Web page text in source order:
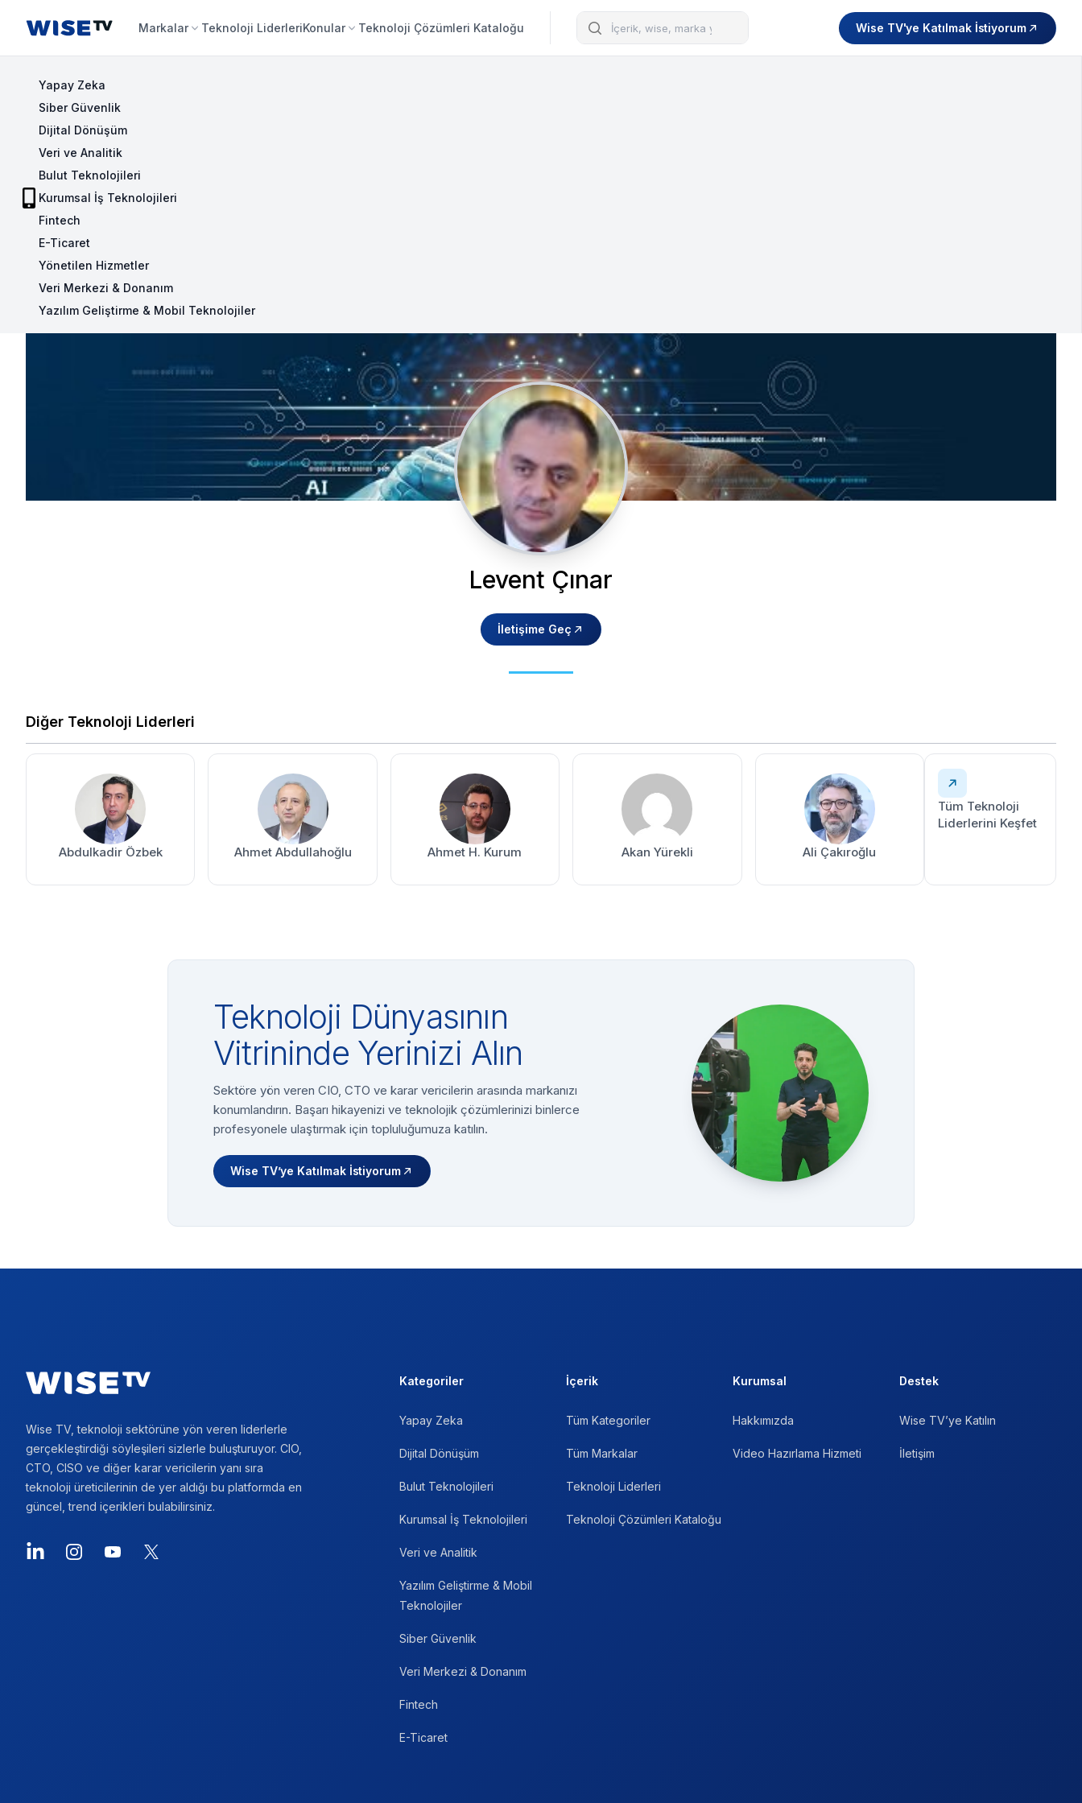
Wise TV Markalar Teknoloji LiderleriKonular Teknoloji Çözümleri Kataloğu Arama Wise TV'ye Katılmak İstiyorum
Yapay Zeka
Siber Güvenlik
Dijital Dönüşüm
Veri ve Analitik
Bulut Teknolojileri
Kurumsal İş Teknolojileri
Fintech
E-Ticaret
Yönetilen Hizmetler
Veri Merkezi & Donanım
Yazılım Geliştirme & Mobil Teknolojiler
Levent Çınar
İletişime Geç
Diğer Teknoloji Liderleri
Abdulkadir Özbek Ahmet Abdullahoğlu Ahmet H. Kurum Akan Yürekli Ali Çakıroğlu
Tüm Teknoloji
Liderlerini Keşfet
Teknoloji Dünyasının
Vitrininde Yerinizi Alın
Sektöre yön veren CIO, CTO ve karar vericilerin arasında markanızı
konumlandırın. Başarı hikayenizi ve teknolojik çözümlerinizi binlerce
profesyonele ulaştırmak için topluluğumuza katılın.
Wise TV’ye Katılmak İstiyorum
Wise TV, teknoloji sektörüne yön veren liderlerle
gerçekleştirdiği söyleşileri sizlerle buluşturuyor. CIO,
CTO, CISO ve diğer karar vericilerin yanı sıra
teknoloji üreticilerinin de yer aldığı bu platformda en
güncel, trend içerikleri bulabilirsiniz.
LinkedInInstagramYouTube
X
Kategoriler
Yapay Zeka
Dijital Dönüşüm
Bulut Teknolojileri
Kurumsal İş Teknolojileri
Veri ve Analitik
Yazılım Geliştirme & Mobil
Teknolojiler
Siber Güvenlik
Veri Merkezi & Donanım
Fintech
E-Ticaret
İçerik
Tüm Kategoriler
Tüm Markalar
Teknoloji Liderleri
Teknoloji Çözümleri Kataloğu
Kurumsal
Hakkımızda
Video Hazırlama Hizmeti
Destek
Wise TV’ye Katılın
İletişim